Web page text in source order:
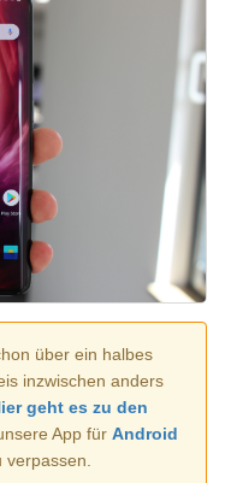
über ein halbes
inzwischen anders
geht es zu den
App für Android
verpassen.